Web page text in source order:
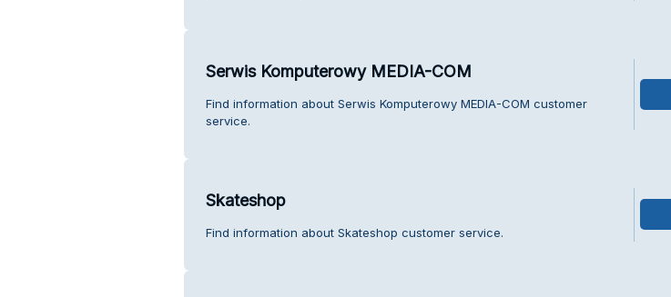
Serwis Komputerowy MEDIA-COM
Find information about Serwis Komputerowy MEDIA-COM customer
service.
Skateshop
Find information about Skateshop customer service.